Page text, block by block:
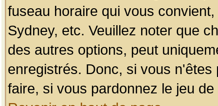
fuseau horaire qui vous
Sydney, etc. Veuillez noter que
des autres options, peut
enregistrés. Donc, si vous
faire, si vous pardonnez le jeu